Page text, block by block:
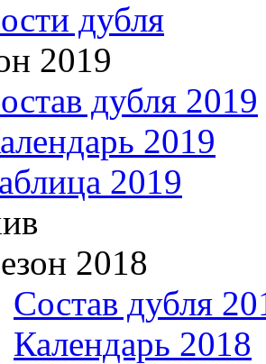
дубля
2019
дубля 2019
2019
2019
2018
Состав дубля
Календарь 2018